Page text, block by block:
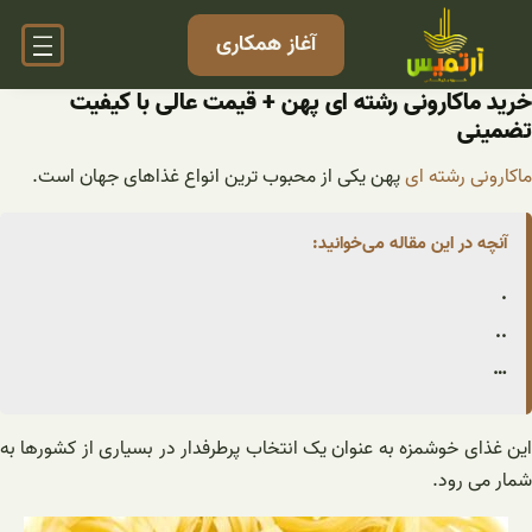
آغاز همکاری
خرید ماکارونی رشته ای پهن + قیمت عالی با کیفیت
تضمینی
ماکارونی رشته ایپهن یکی از محبوب ترین انواع غذاهای جهان است.
آنچه در این مقاله می‌خوانید:
.
..
…
این غذای خوشمزه به عنوان یک انتخاب پرطرفدار در بسیاری از کشورها به
شمار می رود.